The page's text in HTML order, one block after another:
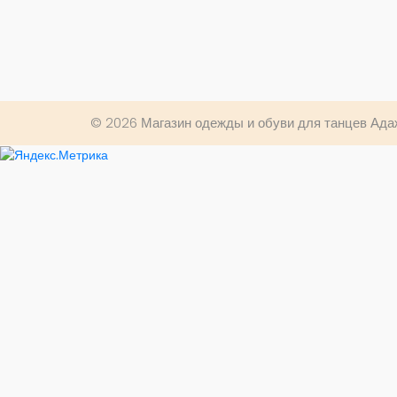
© 2026 Магазин одежды и обуви для танцев